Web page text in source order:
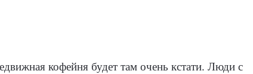
кофейня будет там очень кстати. Люди с